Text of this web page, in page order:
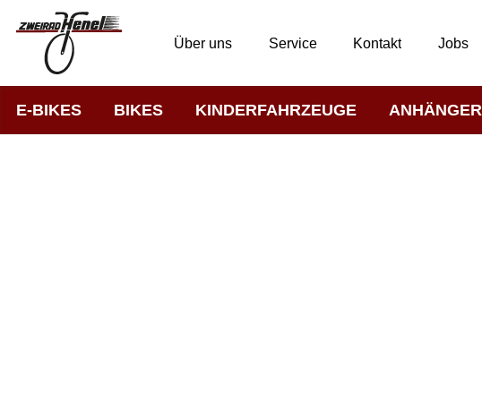
Über uns Service Kontakt Jobs
E-BIKES BIKES KINDERFAHRZEUGE ANHÄNGER